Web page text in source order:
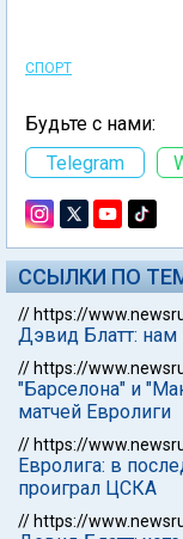
СПОРТ
Будьте с нами:
Telegram
ССЫЛКИ ПО
// https://
Дэвид Блатт: нам
// https://
"Барселона" и
матчей Евролиги
// https://
Евролига: в
проиграл ЦСКА
// https://